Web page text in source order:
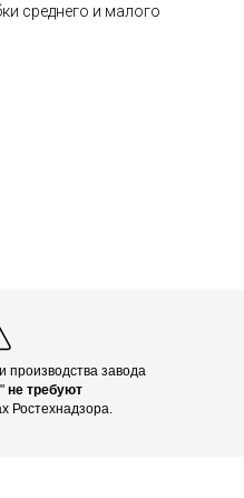
среднего и малого
производства завода
не требуют
Ростехнадзора.